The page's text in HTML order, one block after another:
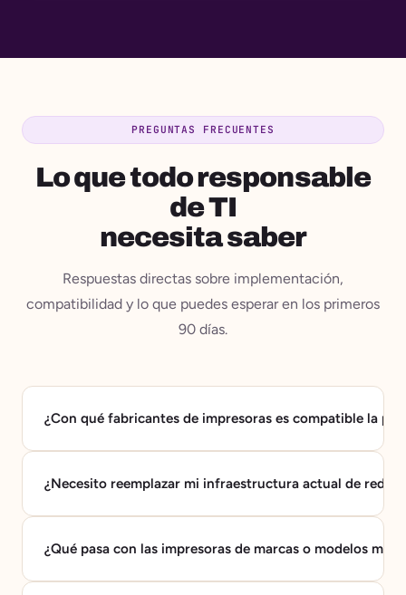
PREGUNTAS FRECUENTES
Lo que todo responsable
de TI
necesita saber
Respuestas directas sobre implementación,
compatibilidad y lo que puedes esperar en los primeros
90 días.
¿Con qué fabricantes de impresoras es compatible la
¿Necesito reemplazar mi infraestructura actual de red o
¿Qué pasa con las impresoras de marcas o modelos más